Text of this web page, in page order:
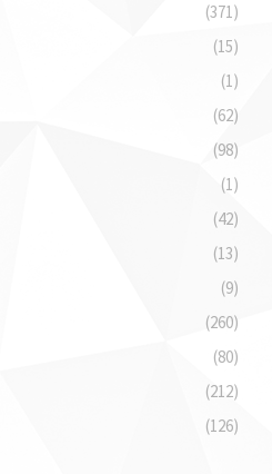
(371)
(15)
(1)
(62)
(98)
(1)
(42)
(13)
(9)
(260)
(80)
(212)
(126)